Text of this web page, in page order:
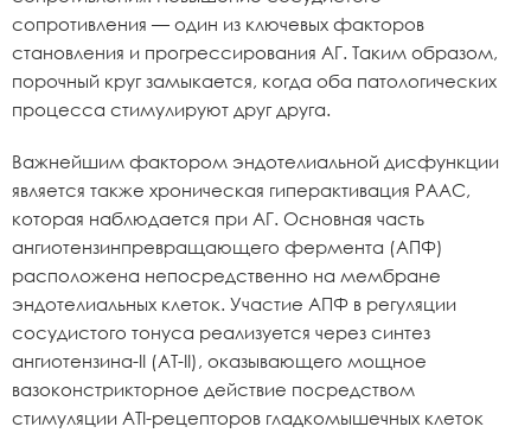
сопротивления — один из ключевых факторов
становления и прогрессирования АГ. Таким образом,
порочный круг замыкается, когда оба патологических
процесса стимулируют друг друга.
Важнейшим фактором эндотелиальной дисфункции
является также хроническая гиперактивация РААС,
которая наблюдается при АГ. Основная часть
ангиотензинпревращающего фермента (АПФ)
расположена непосредственно на мембране
эндотелиальных клеток. Участие АПФ в регуляции
сосудистого тонуса реализуется через синтез
ангиотензина-II (AТ-II), оказывающего мощное
вазоконстрикторное действие посредством
стимуляции ATI-рецепторов гладкомышечных клеток